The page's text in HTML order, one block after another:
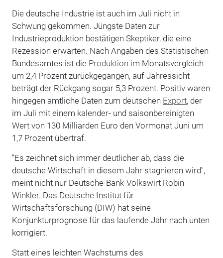
Die deutsche Industrie ist auch im Juli nicht in
Schwung gekommen. Jüngste Daten zur
Industrieproduktion bestätigen Skeptiker, die eine
Rezession erwarten. Nach Angaben des Statistischen
Bundesamtes ist die Produktion im Monatsvergleich
um 2,4 Prozent zurückgegangen, auf Jahressicht
beträgt der Rückgang sogar 5,3 Prozent. Positiv waren
hingegen amtliche Daten zum deutschen Export, der
im Juli mit einem kalender- und saisonbereinigten
Wert von 130 Milliarden Euro den Vormonat Juni um
1,7 Prozent übertraf.
"Es zeichnet sich immer deutlicher ab, dass die
deutsche Wirtschaft in diesem Jahr stagnieren wird",
meint nicht nur Deutsche-Bank-Volkswirt Robin
Winkler. Das Deutsche Institut für
Wirtschaftsforschung (DIW) hat seine
Konjunkturprognose für das laufende Jahr nach unten
korrigiert.
Statt eines leichten Wachstums des